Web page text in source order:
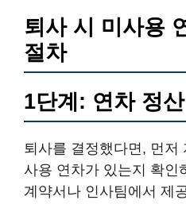
퇴사 시 미사용
절차
1단계: 연차 정
퇴사를 결정했다면, 먼저
사용 연차가 있는지 확인
계약서나 인사팀에서 제